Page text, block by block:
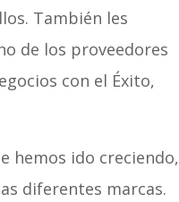
También les
de los proveedores
con el Éxito,
hemos ido creciendo,
diferentes marcas.